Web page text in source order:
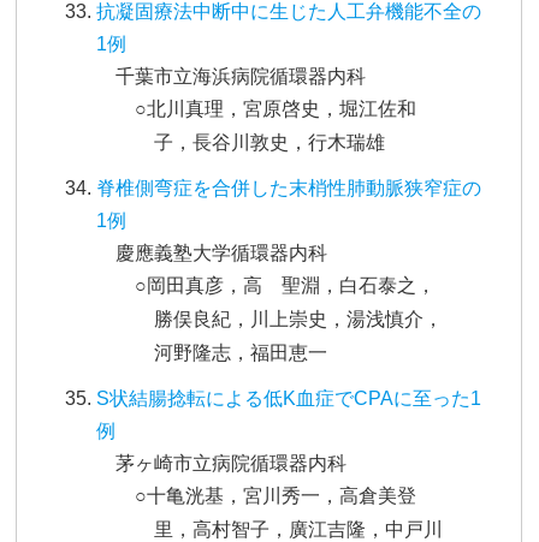
抗凝固療法中断中に生じた人工弁機能不全の
1例
千葉市立海浜病院循環器内科
○北川真理，宮原啓史，堀江佐和
子，長谷川敦史，行木瑞雄
脊椎側弯症を合併した末梢性肺動脈狭窄症の
1例
慶應義塾大学循環器内科
○岡田真彦，高 聖淵，白石泰之，
勝俣良紀，川上崇史，湯浅慎介，
河野隆志，福田恵一
S状結腸捻転による低K血症でCPAに至った1
例
茅ヶ崎市立病院循環器内科
○十亀洸基，宮川秀一，高倉美登
里，高村智子，廣江吉隆，中戸川